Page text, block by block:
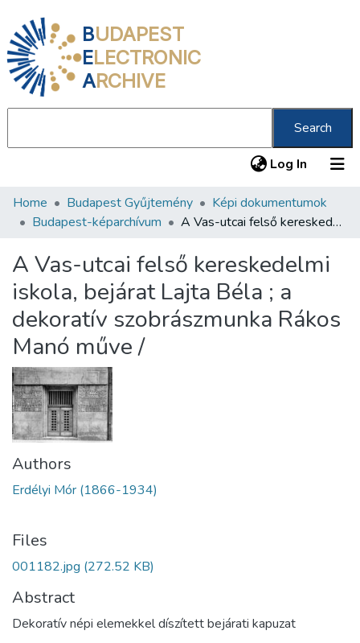
BUDAPEST
ELECTRONIC
ARCHIVE
Search
Log In (current)
Communities & Collections
Statistics
About us
Home Budapest Gyűjtemény
Képi dokumentumok
Budapest-képarchívum
A Vas-utcai felső kereskedelmi iskola, bejárat Lajta Béla ; a dekoratív szobrászmunka Rákos Manó műve /
A Vas-utcai felső kereskedelmi
iskola, bejárat Lajta Béla ; a
dekoratív szobrászmunka Rákos
Manó műve /
Authors
Erdélyi Mór (1866-1934)
Files
001182.jpg (272.52 KB)
Abstract
Dekoratív népi elemekkel díszített bejárati kapuzat